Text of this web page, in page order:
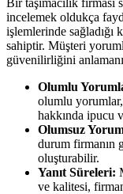
incelemek oldukça
işlemlerinde
sahiptir. Müşteri
güvenilirliğini
Olumlu
olumlu yorumlar,
hakkında ipucu
Olumsuz
durum firmanın
oluşturabilir.
Yanıt Süreleri:
ve kalitesi,